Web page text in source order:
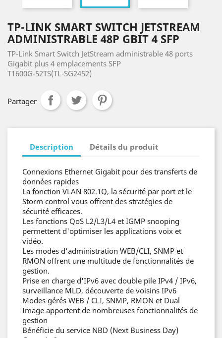
TP-LINK SMART SWITCH JETSTREAM
ADMINISTRABLE 48P GBIT 4 SFP
TP-Link Smart Switch JetStream administrable 48 ports
Gigabit plus 4 emplacements SFP
T1600G-52TS(TL-SG2452)
Partager
Description Détails du produit
Connexions Ethernet Gigabit pour des transferts de
données rapides
La fonction VLAN 802.1Q, la sécurité par port et le
Storm control vous offrent des stratégies de
sécurité efficaces.
Les fonctions QoS L2/L3/L4 et IGMP snooping
permettent d'optimiser les applications voix et
vidéo.
Les modes d'administration WEB/CLI, SNMP et
RMON offrent une multitude de fonctionnalités de
gestion.
Prise en charge d'IPv6 avec double pile IPv4 / IPv6,
surveillance MLD, découverte de voisins IPv6
Modes gérés WEB / CLI, SNMP, RMON et Dual
Image apportent de nombreuses fonctionnalités de
gestion
Bénéficie du service NBD (Next Business Day)